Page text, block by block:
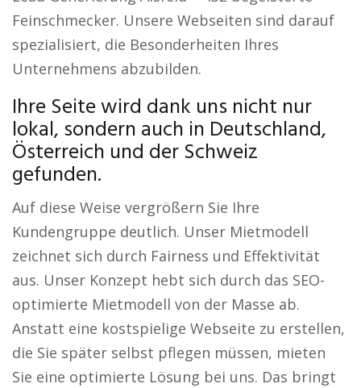
Feinschmecker. Unsere Webseiten sind darauf
spezialisiert, die Besonderheiten Ihres
Unternehmens abzubilden.
Ihre Seite wird dank uns nicht nur
lokal, sondern auch in Deutschland,
Österreich und der Schweiz
gefunden.
Auf diese Weise vergrößern Sie Ihre
Kundengruppe deutlich. Unser Mietmodell
zeichnet sich durch Fairness und Effektivität
aus. Unser Konzept hebt sich durch das SEO-
optimierte Mietmodell von der Masse ab.
Anstatt eine kostspielige Webseite zu erstellen,
die Sie später selbst pflegen müssen, mieten
Sie eine optimierte Lösung bei uns. Das bringt